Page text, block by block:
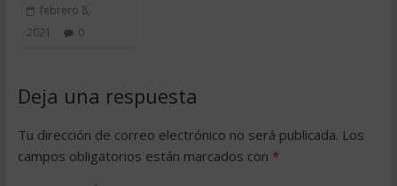
febrero 8,
2021
0
Deja una respuesta
Tu dirección de correo electrónico no será publicada. Los
campos obligatorios están marcados con *